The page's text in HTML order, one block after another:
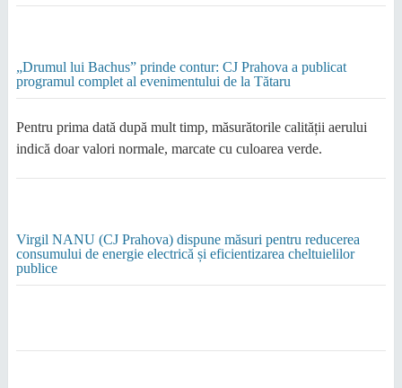
„Drumul lui Bachus” prinde contur: CJ Prahova a publicat
programul complet al evenimentului de la Tătaru
Pentru prima dată după mult timp, măsurătorile calității aerului
indică doar valori normale, marcate cu culoarea verde.
Virgil NANU (CJ Prahova) dispune măsuri pentru reducerea
consumului de energie electrică și eficientizarea cheltuielilor
publice